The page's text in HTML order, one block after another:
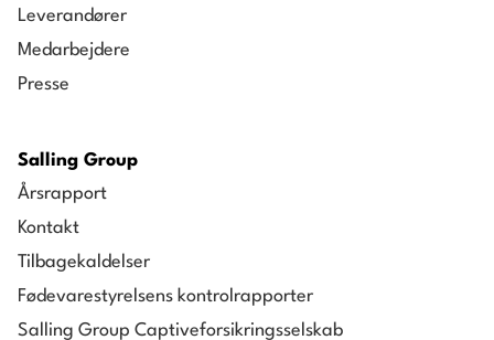
Leverandører
Medarbejdere
Presse
Salling Group
Årsrapport
Kontakt
Tilbagekaldelser
Fødevarestyrelsens kontrolrapporter
Salling Group Captiveforsikringsselskab